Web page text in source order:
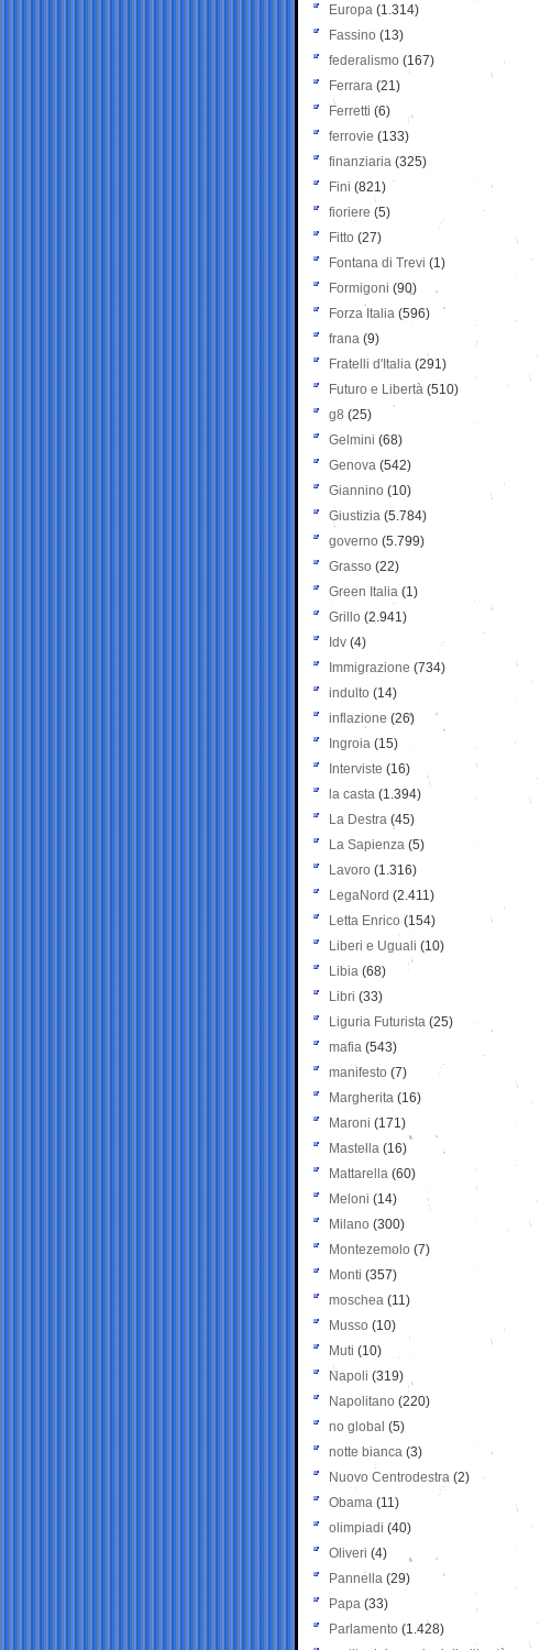
Europa (1.314)
Fassino (13)
federalismo (167)
Ferrara (21)
Ferretti (6)
ferrovie (133)
finanziaria (325)
Fini (821)
fioriere (5)
Fitto (27)
Fontana di Trevi (1)
Formigoni (90)
Forza Italia (596)
frana (9)
Fratelli d'Italia (291)
Futuro e Libertà (510)
g8 (25)
Gelmini (68)
Genova (542)
Giannino (10)
Giustizia (5.784)
governo (5.799)
Grasso (22)
Green Italia (1)
Grillo (2.941)
Idv (4)
Immigrazione (734)
indulto (14)
inflazione (26)
Ingroia (15)
Interviste (16)
la casta (1.394)
La Destra (45)
La Sapienza (5)
Lavoro (1.316)
LegaNord (2.411)
Letta Enrico (154)
Liberi e Uguali (10)
Libia (68)
Libri (33)
Liguria Futurista (25)
mafia (543)
manifesto (7)
Margherita (16)
Maroni (171)
Mastella (16)
Mattarella (60)
Meloni (14)
Milano (300)
Montezemolo (7)
Monti (357)
moschea (11)
Musso (10)
Muti (10)
Napoli (319)
Napolitano (220)
no global (5)
notte bianca (3)
Nuovo Centrodestra (2)
Obama (11)
olimpiadi (40)
Oliveri (4)
Pannella (29)
Papa (33)
Parlamento (1.428)